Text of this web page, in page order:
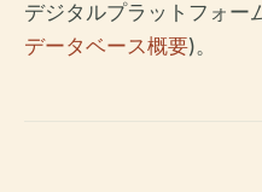
デジタルプラットフォー
データベース概要)。